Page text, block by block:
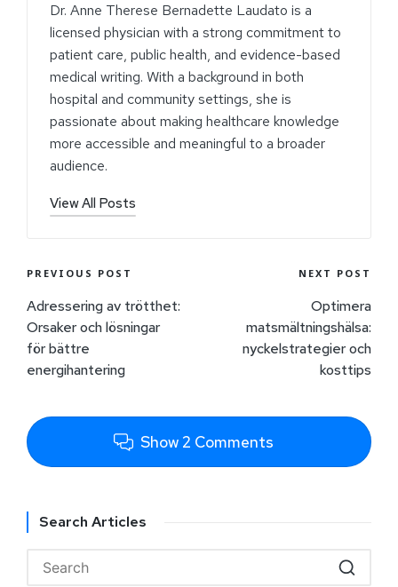
Dr. Anne Therese Bernadette Laudato is a
licensed physician with a strong commitment to
patient care, public health, and evidence-based
medical writing. With a background in both
hospital and community settings, she is
passionate about making healthcare knowledge
more accessible and meaningful to a broader
audience.
View All Posts
PREVIOUS POST
Adressering av trötthet:
Orsaker och lösningar
för bättre
energihantering
NEXT POST
Optimera
matsmältningshälsa:
nyckelstrategier och
kosttips
Show 2 Comments
Search Articles